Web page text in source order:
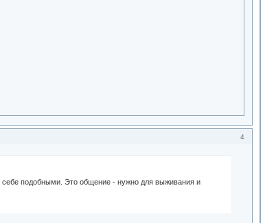
4
подобными. Это общение - нужно для выживания и